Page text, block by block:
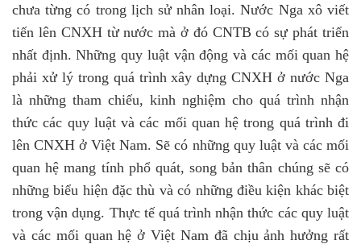
chưa từng có trong lịch sử nhân loại. Nước Nga xô viết
tiến lên CNXH từ nước mà ở đó CNTB có sự phát triển
nhất định. Những quy luật vận động và các mối quan hệ
phải xử lý trong quá trình xây dựng CNXH ở nước Nga
là những tham chiếu, kinh nghiệm cho quá trình nhận
thức các quy luật và các mối quan hệ trong quá trình đi
lên CNXH ở Việt Nam. Sẽ có những quy luật và các mối
quan hệ mang tính phổ quát, song bản thân chúng sẽ có
những biểu hiện đặc thù và có những điều kiện khác biệt
trong vận dụng. Thực tế quá trình nhận thức các quy luật
và các mối quan hệ ở Việt Nam đã chịu ảnh hưởng rất